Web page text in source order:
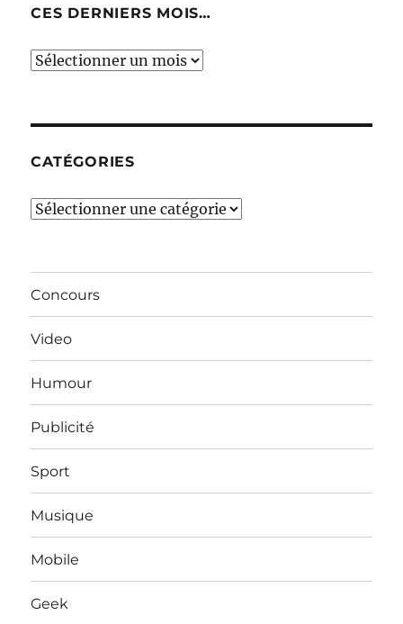
CES DERNIERS MOIS…
Ces
CATÉGORIES
Catégories
Concours
Video
Humour
Publicité
Sport
Musique
Mobile
Geek